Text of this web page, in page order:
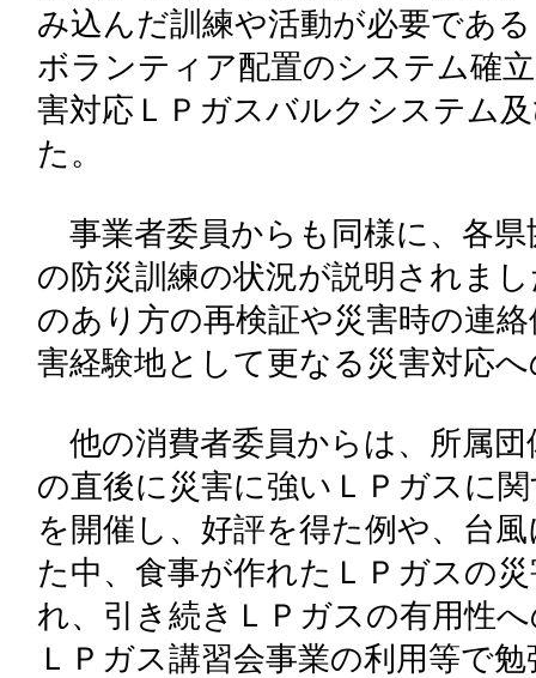
み込んだ訓練や活動が必要であ
ボランティア配置のシステム確
害対応ＬＰガスバルクシステム
た。
事業者委員からも同様に、各
の防災訓練の状況が説明されま
のあり方の再検証や災害時の連
害経験地として更なる災害対応
他の消費者委員からは、所属
の直後に災害に強いＬＰガスに
を開催し、好評を得た例や、台
た中、食事が作れたＬＰガスの
れ、引き続きＬＰガスの有用性
ＬＰガス講習会事業の利用等で